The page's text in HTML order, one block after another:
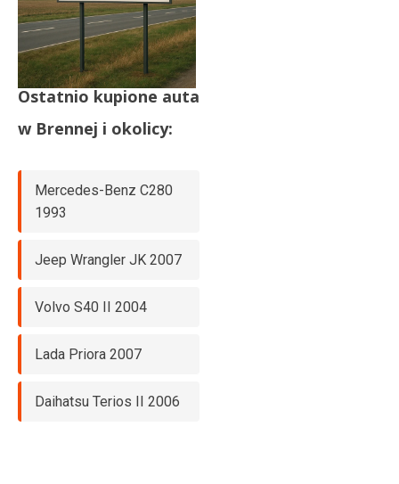
Ostatnio kupione auta
w Brennej i okolicy:
Mercedes-Benz C280
1993
Jeep Wrangler JK 2007
Volvo S40 II 2004
Lada Priora 2007
Daihatsu Terios II 2006